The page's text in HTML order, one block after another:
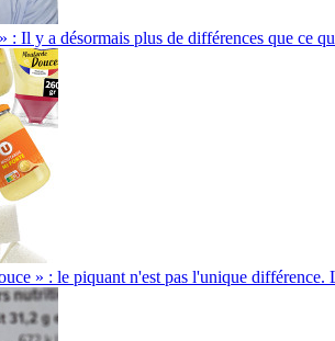
: Il y a désormais plus de différences que ce
» : le piquant n'est pas l'unique